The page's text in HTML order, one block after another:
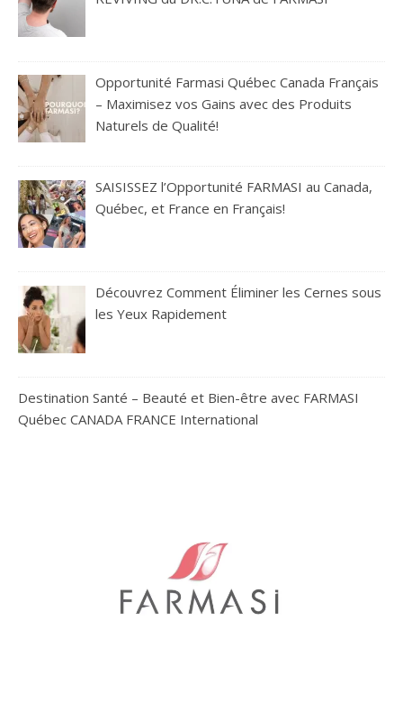
Opportunité Farmasi Québec Canada Français
– Maximisez vos Gains avec des Produits
Naturels de Qualité!
SAISISSEZ l’Opportunité FARMASI au Canada,
Québec, et France en Français!
Découvrez Comment Éliminer les Cernes sous
les Yeux Rapidement
Destination Santé – Beauté et Bien-être avec FARMASI
Québec CANADA FRANCE International